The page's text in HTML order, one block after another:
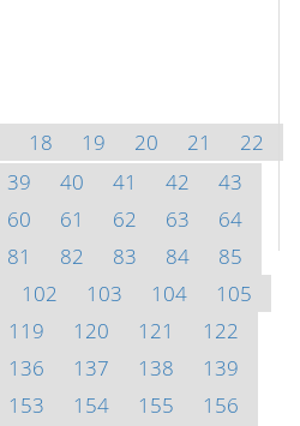
18 19 20 21
22
39 40 41 42
43
60 61 62 63
64
81 82 83 84
85
102 103 104
105
119 120 121
122
136 137 138
139
153 154 155
156